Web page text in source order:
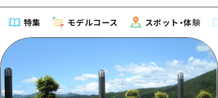
特集 モデルコース スポット・体験
特集一覧
モデルコース